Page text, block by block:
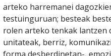
arteko harremanei
testuinguruan; besteak
rolen arteko tenkak lantzen
unitateak, berriz,